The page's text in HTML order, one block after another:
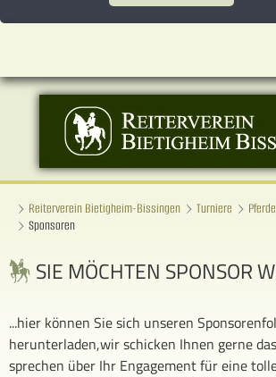
Reiterverein Bietigheim-Bissingen Turniere
Sponsoren
SIE MÖCHTEN SPONSOR
...hier können Sie sich unseren
herunterladen,wir schicken Ihnen gerne
sprechen über Ihr Engagement für eine